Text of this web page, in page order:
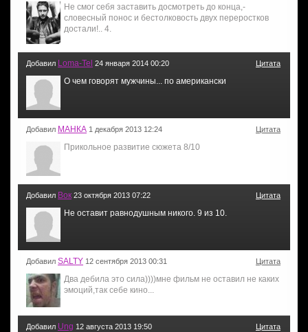
Не смог себя заставить досмотреть до конца,-
словесный понос и бестолковость двух переростков
достали!.. 4.
Добавил Loma-Tel 24 января 2014 00:20 Цитата
О чем говорят мужчины... по американски
Добавил МАНКА 1 декабря 2013 12:24 Цитата
Прикольное развитие сюжета 8/10
Добавил Вок 23 октября 2013 07:22 Цитата
Не оставит равнодушным никого. 9 из 10.
Добавил SALTY 12 сентября 2013 00:31 Цитата
Два дебила это сила))))мне фильм не оставил не каких
эмоций,так себе кино...
Добавил Ung 12 августа 2013 19:50 Цитата